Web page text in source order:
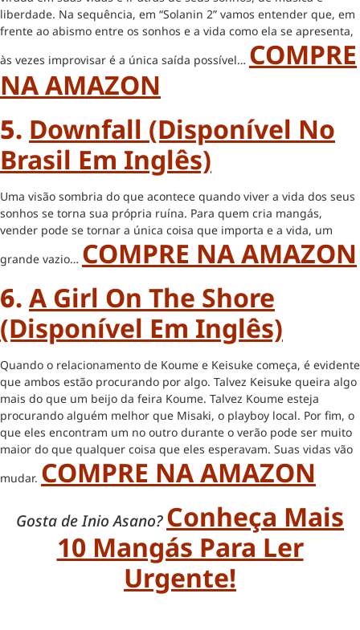
liberdade. Na sequência, em “Solanin 2” vamos entender que, em
frente ao abismo entre os sonhos e a vida como ela se apresenta,
às vezes improvisar é a única saída possível… COMPRE
NA AMAZON
5. Downfall (disponível No
Brasil Em Inglês)
Uma visão sombria do que acontece quando viver a vida dos seus
sonhos se torna sua própria ruína. Para quem cria mangás,
vender pode se tornar a única coisa que importa e a vida, um
grande vazio… COMPRE NA AMAZON
6. A Girl On The Shore
(disponível Em Inglês)
Quando o relacionamento de Koume e Keisuke começa, é evidente
que ambos estão procurando por algo. Talvez Keisuke queira algo
mais do que um beijo da feira Koume. Talvez Koume esteja
procurando alguém melhor que Misaki, o playboy local. Por fim, o
que eles encontram um no outro durante o verão pode ser muito
maior do que qualquer coisa que eles esperavam. Suas vidas vão
mudar. COMPRE NA AMAZON
Gosta de Inio Asano?Conheça Mais
10 Mangás Para Ler
Urgente!